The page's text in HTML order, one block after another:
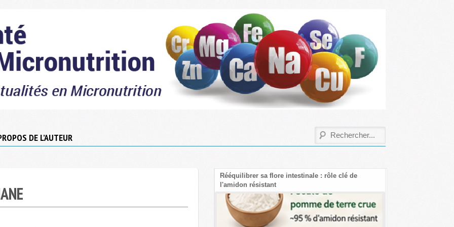
DE L’AUTEUR
Rééquilibrer sa flore intestinale : rôle clé de
l'amidon résistant